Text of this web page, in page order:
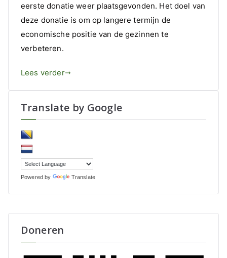
eerste donatie weer plaatsgevonden. Het doel van
deze donatie is om op langere termijn de
economische positie van de gezinnen te
verbeteren.
Lees verder
Translate by Google
Powered by Translate
Doneren